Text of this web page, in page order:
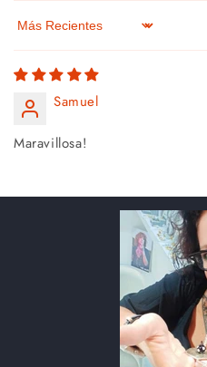
Sort by
Samuel
Maravillosa!